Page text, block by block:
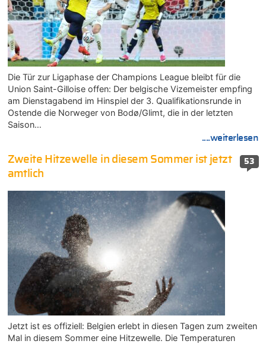
Die Tür zur Ligaphase der Champions League bleibt für die
Union Saint-Gilloise offen: Der belgische Vizemeister empfing
am Dienstagabend im Hinspiel der 3. Qualifikationsrunde in
Ostende die Norweger von Bodø/Glimt, die in der letzten
Saison…
....weiterlesen
53
Zweite Hitzewelle in diesem Sommer ist jetzt
amtlich
Jetzt ist es offiziell: Belgien erlebt in diesen Tagen zum zweiten
Mal in diesem Sommer eine Hitzewelle. Die Temperaturen